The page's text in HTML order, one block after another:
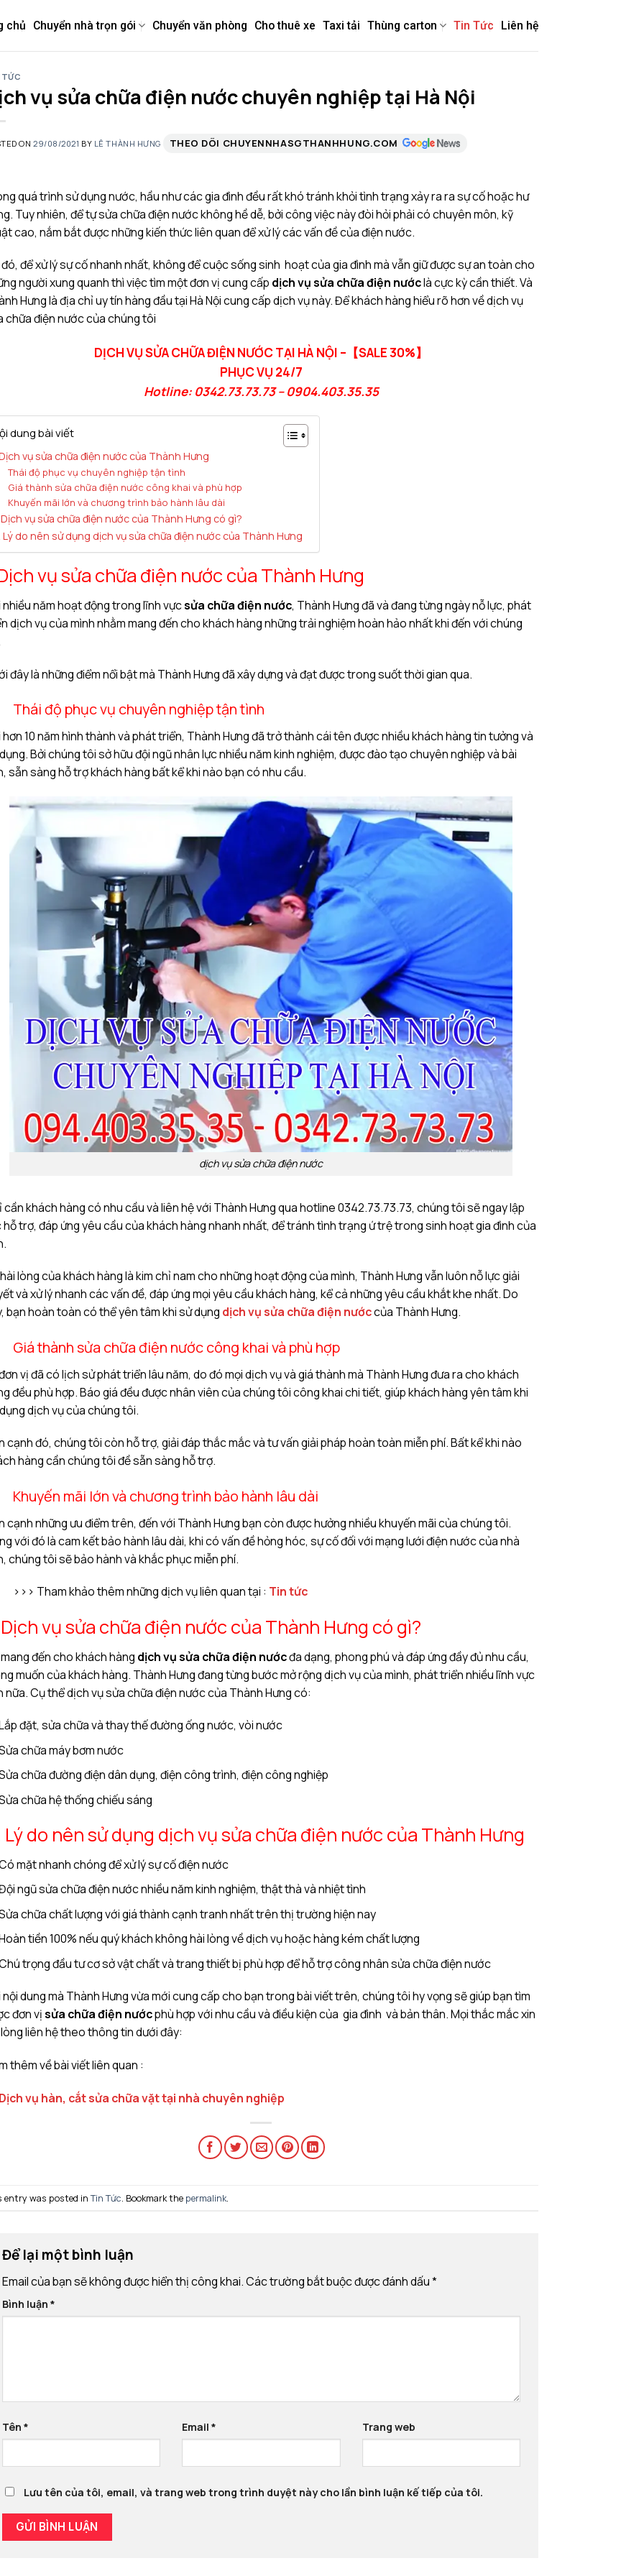
chủ Chuyển nhà trọn gói Chuyển văn phòng Cho thuê xe Taxi tải Thùng carton Tin Tức Liên hệ
vụ sửa chữa điện nước chuyên nghiệp tại Hà Nội
ON29/08/2021 BY LÊ THÀNH HƯNG THEO DÕI CHUYENNHASGTHANHHUNG.COM
quá trình sử dụng nước, hầu như các gia đình đều rất khó tránh khỏi tình trạng xảy ra ra sự cố hoặc hư
Tuy nhiên, để tự sửa chữa điện nước không hề dễ, bởi công việc này đòi hỏi phải có chuyên môn, kỹ
cao, nắm bắt được những kiến thức liên quan để xử lý các vấn đề của điện nước.
để xử lý sự cố nhanh nhất, không để cuộc sống sinh hoạt của gia đình mà vẫn giữ được sự an toàn cho
người xung quanh thì việc tìm một đơn vị cung cấp dịch vụ sửa chữa điện nướclà cực kỳ cần thiết. Và
Hưnglà địa chỉ uy tín hàng đầu tại Hà Nội cung cấp dịch vụ này. Để khách hàng hiểu rõ hơn về dịch vụ
chữa điện nước của chúng tôi
DỊCH VỤ SỬA CHỮA ĐIỆN NƯỚC TẠI HÀ NỘI –【SALE 30%】
PHỤC VỤ 24/7
Hotline: 0342.73.73.73 – 0904.403.35.35
dung bài viết
vụ sửa chữa điện nước của Thành Hưng
Thái độ phục vụ chuyên nghiệp tận tình
Giá thành sửa chữa điện nước công khai và phù hợp
Khuyến mãi lớn và chương trình bảo hành lâu dài
Dịch vụ sửa chữa điện nước của Thành Hưng có gì?
Lý do nên sử dụng dịch vụ sửa chữa điện nước của Thành Hưng
vụ sửa chữa điện nước của Thành Hưng
nhiều năm hoạt động trong lĩnh vựcsửa chữa điện nước, Thành Hưng đã và đang từng ngày nỗ lực, phát
dịch vụ của mình nhằm mang đến cho khách hàng những trải nghiệm hoàn hảo nhất khi đến với chúng
đây là những điểm nổi bật mà Thành Hưng đã xây dựng và đạt được trong suốt thời gian qua.
Thái độ phục vụ chuyên nghiệp tận tình
hơn 10 năm hình thành và phát triển, Thành Hưng đã trở thành cái tên được nhiều khách hàng tin tưởng và
Bởi chúng tôi sở hữu đội ngũ nhân lực nhiều năm kinh nghiệm, được đào tạo chuyên nghiệp và bài
sẵn sàng hỗ trợ khách hàng bất kể khi nào bạn có nhu cầu.
dịch vụ sửa chữa điện nước
cần khách hàng có nhu cầu và liên hệ với Thành Hưng qua hotline0342.73.73.73, chúng tôi sẽ ngay lập
trợ, đáp ứng yêu cầu của khách hàng nhanh nhất, để tránh tình trạng ứ trệ trong sinh hoạt gia đình của
lòng của khách hàng là kim chỉ nam cho những hoạt động của mình, Thành Hưng vẫn luôn nỗ lực giải
và xử lý nhanh các vấn đề, đáp ứng mọi yêu cầu khách hàng, kể cả những yêu cầu khắt khe nhất. Do
bạn hoàn toàn có thể yên tâm khi sử dụng dịch vụ sửa chữa điện nướccủa Thành Hưng.
Giá thành sửa chữa điện nước công khai và phù hợp
vị đã có lịch sử phát triển lâu năm, do đó mọi dịch vụ và giá thành mà Thành Hưng đưa ra cho khách
đều phù hợp. Báo giá đều được nhân viên của chúng tôi công khai chi tiết, giúp khách hàng yên tâm khi
dịch vụ của chúng tôi.
cạnh đó, chúng tôi còn hỗ trợ, giải đáp thắc mắc và tư vấn giải pháp hoàn toàn miễn phí. Bất kể khi nào
hàng cần chúng tôi đề sẵn sàng hỗ trợ.
Khuyến mãi lớn và chương trình bảo hành lâu dài
cạnh những ưu điểm trên, đến với Thành Hưng bạn còn được hưởng nhiều khuyến mãi của chúng tôi.
với đó là cam kết bảo hành lâu dài, khi có vấn đề hỏng hóc, sự cố đối với mạng lưới điện nước của nhà
chúng tôi sẽ bảo hành và khắc phục miễn phí.
>>> Tham khảo thêm những dịch vụ liên quan tại : Tin tức
Dịch vụ sửa chữa điện nước của Thành Hưng có gì?
đến cho khách hàng dịch vụ sửa chữa điện nướcđa dạng, phong phú và đáp ứng đầy đủ nhu cầu,
muốn của khách hàng. Thành Hưng đang từng bước mở rộng dịch vụ của mình, phát triển nhiều lĩnh vực
nữa. Cụ thể dịch vụ sửa chữa điện nước của Thành Hưng có:
đặt, sửa chữa và thay thế đường ống nước, vòi nước
chữa máy bơm nước
chữa đường điện dân dụng, điện công trình, điện công nghiệp
chữa hệ thống chiếu sáng
Lý do nên sử dụng dịch vụ sửa chữa điện nước của Thành Hưng
mặt nhanh chóng để xử lý sự cố điện nước
ngũ sửa chữa điện nước nhiều năm kinh nghiệm, thật thà và nhiệt tình
chữa chất lượng với giá thành cạnh tranh nhất trên thị trường hiện nay
tiền 100% nếu quý khách không hài lòng về dịch vụ hoặc hàng kém chất lượng
trọng đầu tư cơ sở vật chất và trang thiết bị phù hợp để hỗ trợ công nhân sửa chữa điện nước
nội dung mà Thành Hưng vừa mới cung cấp cho bạn trong bài viết trên, chúng tôi hy vọng sẽ giúp bạn tìm
đơn vịsửa chữa điện nướcphù hợp với nhu cầu và điều kiện của gia đình và bản thân. Mọi thắc mắc xin
liên hệ theo thông tin dưới đây:
thêm về bài viết liên quan :
Dịch vụ hàn, cắt sửa chữa vặt tại nhà chuyên nghiệp
entry was posted inTin Tức. Bookmark the permalink.
Để lại một bình luận
Email của bạn sẽ không được hiển thị công khai.Các trường bắt buộc được đánh dấu*
Bình luận *
Tên * Email * Trang web
Lưu tên của tôi, email, và trang web trong trình duyệt này cho lần bình luận kế tiếp của tôi.